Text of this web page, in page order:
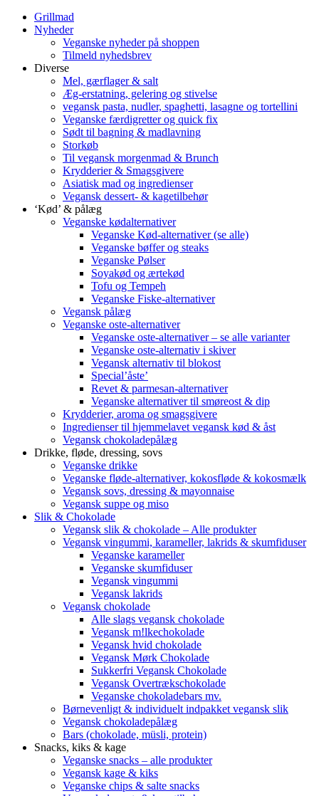
Grillmad
Nyheder
Veganske nyheder på shoppen
Tilmeld nyhedsbrev
Diverse
Mel, gærflager & salt
Æg-erstatning, gelering og stivelse
vegansk pasta, nudler, spaghetti, lasagne og tortellini
Veganske færdigretter og quick fix
Sødt til bagning & madlavning
Storkøb
Til vegansk morgenmad & Brunch
Krydderier & Smagsgivere
Asiatisk mad og ingredienser
Vegansk dessert- & kagetilbehør
‘Kød’ & pålæg
Veganske kødalternativer
Veganske Kød-alternativer (se alle)
Veganske bøffer og steaks
Veganske Pølser
Soyakød og ærtekød
Tofu og Tempeh
Veganske Fiske-alternativer
Vegansk pålæg
Veganske oste-alternativer
Veganske oste-alternativer – se alle varianter
Veganske oste-alternativ i skiver
Vegansk alternativ til blokost
Special’åste’
Revet & parmesan-alternativer
Veganske alternativer til smøreost & dip
Krydderier, aroma og smagsgivere
Ingredienser til hjemmelavet vegansk kød & åst
Vegansk chokoladepålæg
Drikke, fløde, dressing, sovs
Veganske drikke
Veganske fløde-alternativer, kokosfløde & kokosmælk
Vegansk sovs, dressing & mayonnaise
Vegansk suppe og miso
Slik & Chokolade
Vegansk slik & chokolade – Alle produkter
Vegansk vingummi, karameller, lakrids & skumfiduser
Veganske karameller
Veganske skumfiduser
Vegansk vingummi
Vegansk lakrids
Vegansk chokolade
Alle slags vegansk chokolade
Vegansk m!lkechokolade
Vegansk hvid chokolade
Vegansk Mørk Chokolade
Sukkerfri Vegansk Chokolade
Vegansk Overtrækschokolade
Veganske chokoladebars mv.
Børnevenligt & individuelt indpakket vegansk slik
Vegansk chokoladepålæg
Bars (chokolade, müsli, protein)
Snacks, kiks & kage
Veganske snacks – alle produkter
Vegansk kage & kiks
Veganske chips & salte snacks